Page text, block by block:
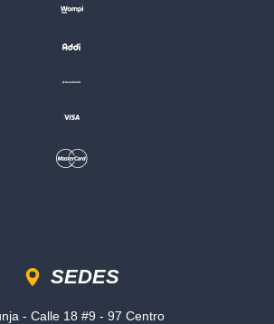
SEDES
- Calle 18 #9 - 97 Centro